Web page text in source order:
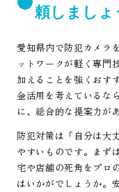
頼しましょ
愛知県内で防犯カメラ
ットワークが軽く専門
加えることを強くおす
金活用を考えているな
に、総合的な提案力が
防犯対策は「自分は大
やすいものです。まず
宅や店舗の死角をプロ
はいかがでしょうか。